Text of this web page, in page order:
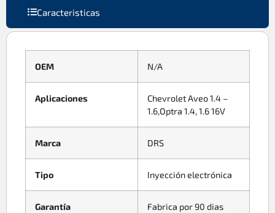
Caracteristicas
OEM N/A
Aplicaciones
Chevrolet Aveo 1.4 –
1.6,Optra 1.4, 1.6 16V
Marca DRS
Tipo Inyección electrónica
Garantía
Fabrica por 90 dias